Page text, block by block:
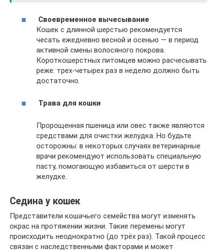
Своевременное вычесывание
Кошек с длинной шерстью рекомендуется
чесать ежедневно весной и осенью — в период
активной смены волосяного покрова.
Короткошерстных питомцев можно расчесывать
реже: трех-четырех раз в неделю должно быть
достаточно.
Трава для кошки
Пророщенная пшеница или овес также являются
средствами для очистки желудка. Но будьте
осторожны: в некоторых случаях ветеринарные
врачи рекомендуют использовать специальную
пасту, помогающую избавиться от шерсти в
желудке.
Седина у кошек
Представители кошачьего семейства могут изменять
окрас на протяжении жизни. Такие перемены могут
происходить неоднократно (до трёх раз). Такой процесс
связан с наследственными факторами и может